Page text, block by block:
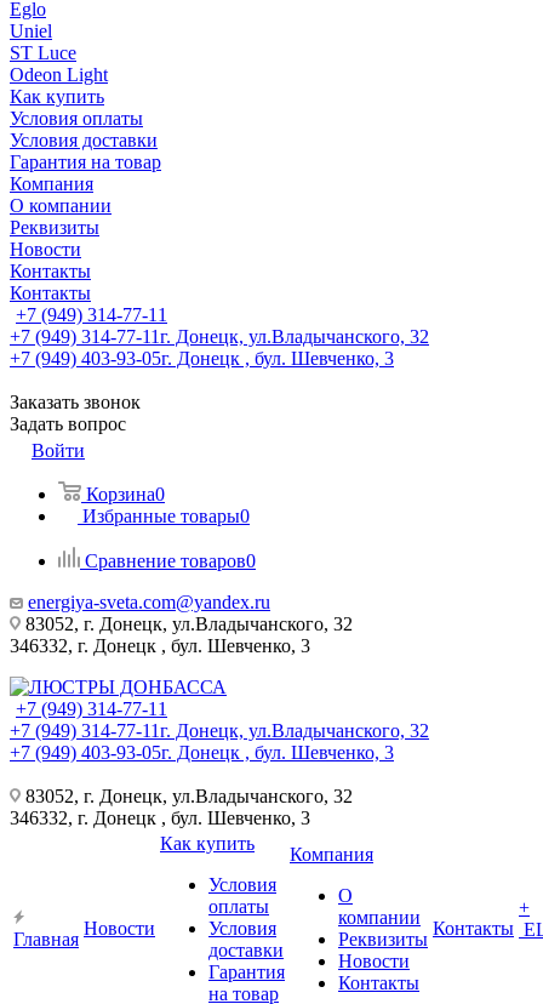
Eglo
Uniel
ST Luce
Odeon Light
Как купить
Условия оплаты
Условия доставки
Гарантия на товар
Компания
О компании
Реквизиты
Новости
Контакты
Контакты
+7 (949) 314-77-11
+7 (949) 314-77-11г. Донецк, ул.Владычанского, 32
+7 (949) 403-93-05г. Донецк , бул. Шевченко, 3
Заказать звонок
Задать вопрос
Войти
Корзина0
Избранные товары0
Сравнение товаров0
energiya-sveta.com@yandex.ru
83052, г. Донецк, ул.Владычанского, 32
346332, г. Донецк , бул. Шевченко, 3
+7 (949) 314-77-11
+7 (949) 314-77-11г. Донецк, ул.Владычанского, 32
+7 (949) 403-93-05г. Донецк , бул. Шевченко, 3
83052, г. Донецк, ул.Владычанского, 32
346332, г. Донецк , бул. Шевченко, 3
Главная
Новости
Как купить
Условия
оплаты
Условия
доставки
Гарантия
на товар
Компания
О
компании
Реквизиты
Новости
Контакты
Контакты
+